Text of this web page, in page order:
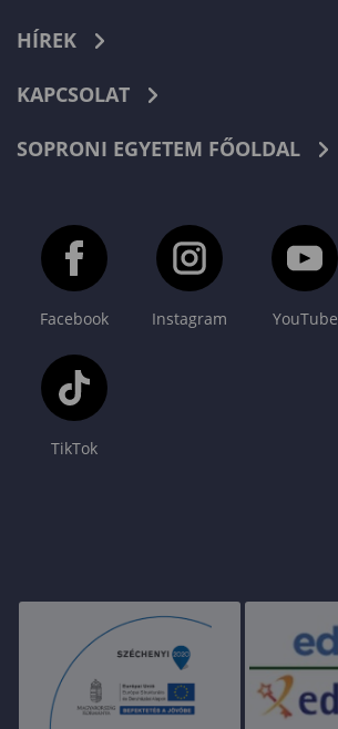
HÍREK
KAPCSOLAT
SOPRONI EGYETEM FŐOLDAL
Facebook Instagram YouTube
TikTok